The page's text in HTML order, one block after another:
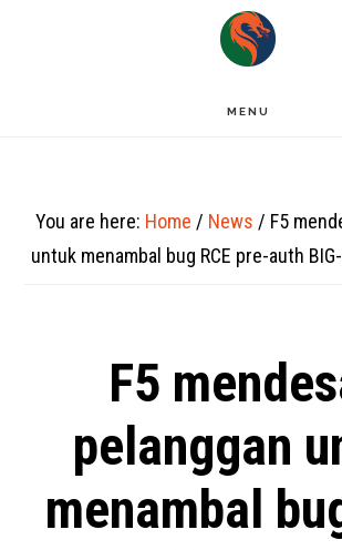
MENU
You are here: Home / News / F5
untuk menambal bug RCE pre-auth
F5
pelanggan
menambal